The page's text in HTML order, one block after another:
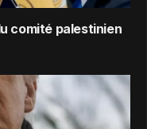
comité palestinien